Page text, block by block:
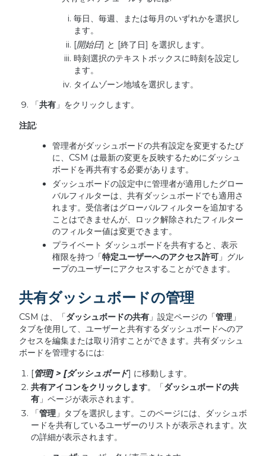
毎日、毎週、または毎月のいずれかを選択し
ます。
[開始日] と [終了日] を選択します。
時刻選択のテキストボックスに時刻を設定し
ます。
タイムゾーン地域を選択します。
「共有」をクリックします。
注記:
管理者がダッシュボードの共有設定を変更するたび
に、CSM は最新の変更を反映するためにダッシュ
ボードを再共有する必要があります。
ダッシュボードの設定中に管理者が適用したグロー
バルフィルターは、共有ダッシュボードでも適用さ
れます。受信者はグローバルフィルターを追加する
ことはできませんが、ロック解除されたフィルター
のフィルター値は変更できます。
プライベート ダッシュボードを共有すると、表示
権限を持つ「特定ユーザーへのアクセス許可」グル
ープのユーザーにアクセスすることができます。
共有ダッシュボードの管理
CSM は、「ダッシュボードの共有」設定ページの「管理」
タブを使用して、ユーザーと共有するダッシュボードへのア
クセスを編集または取り消すことができます。共有ダッシュ
ボードを管理するには:
[管理] > [ダッシュボード] に移動します。
共有アイコンをクリックします。「ダッシュボードの共
有」ページが表示されます。
「管理」タブを選択します。このページには、ダッシュボ
ードを共有しているユーザーのリストが表示されます。次
の詳細が表示されます。